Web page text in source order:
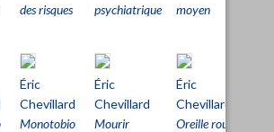
des risques
psychiatrique
moyen
Éric
Chevillard
Monotobio
Éric
Chevillard
Mourir
Éric
Chevillard
Oreille rouge